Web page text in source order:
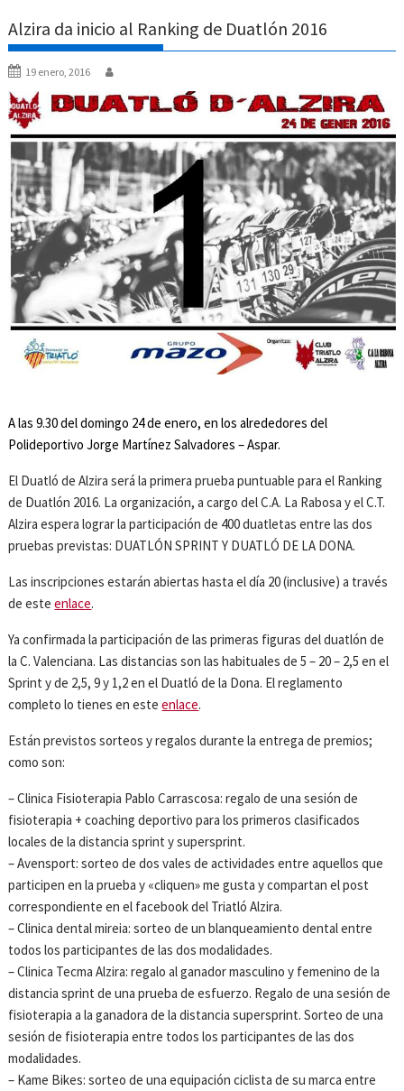
Alzira da inicio al Ranking de Duatlón 2016
19 enero, 2016
A las 9.30 del domingo 24 de enero, en los alrededores del
Polideportivo Jorge Martínez Salvadores – Aspar.
El Duatló de Alzira será la primera prueba puntuable para el Ranking
de Duatlón 2016. La organización, a cargo del C.A. La Rabosa y el C.T.
Alzira espera lograr la participación de 400 duatletas entre las dos
pruebas previstas: DUATLÓN SPRINT Y DUATLÓ DE LA DONA.
Las inscripciones estarán abiertas hasta el día 20 (inclusive) a través
de esteenlace.
Ya confirmada la participación de las primeras figuras del duatlón de
la C. Valenciana. Las distancias son las habituales de 5 – 20 – 2,5 en el
Sprint y de 2,5, 9 y 1,2 en el Duatló de la Dona. El reglamento
completo lo tienes en esteenlace.
Están previstos sorteos y regalos durante la entrega de premios;
como son:
– Clinica Fisioterapia Pablo Carrascosa: regalo de una sesión de
fisioterapia + coaching deportivo para los primeros clasificados
locales de la distancia sprint y supersprint.
– Avensport: sorteo de dos vales de actividades entre aquellos que
participen en la prueba y «cliquen» me gusta y compartan el post
correspondiente en el facebook del Triatló Alzira.
– Clinica dental mireia: sorteo de un blanqueamiento dental entre
todos los participantes de las dos modalidades.
– Clinica Tecma Alzira: regalo al ganador masculino y femenino de la
distancia sprint de una prueba de esfuerzo. Regalo de una sesión de
fisioterapia a la ganadora de la distancia supersprint. Sorteo de una
sesión de fisioterapia entre todos los participantes de las dos
modalidades.
– Kame Bikes: sorteo de una equipación ciclista de su marca entre